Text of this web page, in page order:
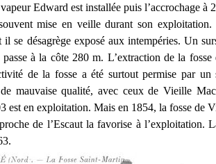
Edward est installée puis l’accrochage à
mise en veille durant son
il se désagrège exposé aux intempéries. Un
à la côte 280 m. L’extraction de la fosse
de la fosse a été surtout permise par un
mauvaise qualité, avec ceux de Vieille
est en exploitation. Mais en 1854, la fosse de
de l’Escaut la favorise à l’exploitation.